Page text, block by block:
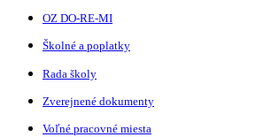
OZ DO-RE-MI
Školné a poplatky
Rada školy
Zverejnené dokumenty
Voľné pracovné miesta